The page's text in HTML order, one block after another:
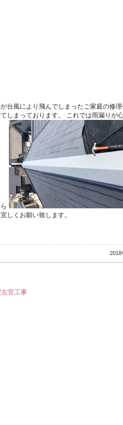
台風により飛んでしまったご家庭の修
しまっております。 これでは雨漏りが
しくお願い致します。
2018
官工事